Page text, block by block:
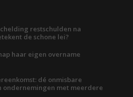
restschulden na
de schone lei?
haar eigen overname
dé onmisbare
met meerdere